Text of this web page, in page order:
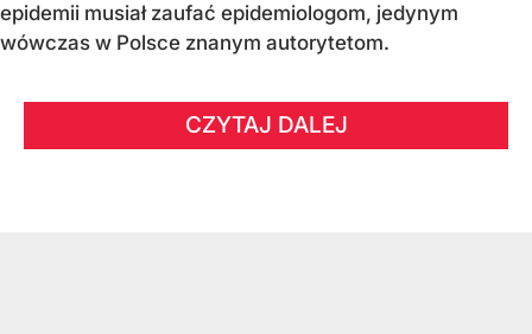
epidemii musiał zaufać epidemiologom, jedynym
wówczas w Polsce znanym autorytetom.
CZYTAJ DALEJ